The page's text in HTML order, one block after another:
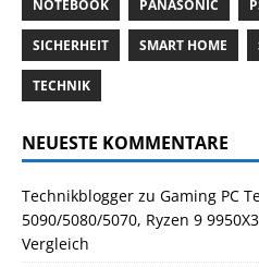
NOTEBOOK PANASONIC
SICHERHEIT SMART HOME
TECHNIK
NEUESTE KOMMENTARE
Technikblogger zu Gaming PC
5090/5080/5070, Ryzen 9
Vergleich